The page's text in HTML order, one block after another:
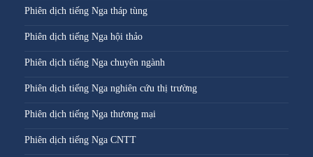
Phiên dịch tiếng Nga tháp tùng
Phiên dịch tiếng Nga hội thảo
Phiên dịch tiếng Nga chuyên ngành
Phiên dịch tiếng Nga nghiên cứu thị trường
Phiên dịch tiếng Nga thương mại
Phiên dịch tiếng Nga CNTT